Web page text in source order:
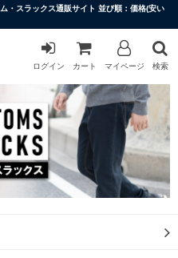
・スラックス通販サイト 並び順：価格(安い
ログイン カート マイページ 検索